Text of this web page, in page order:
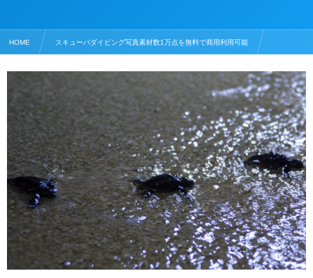
HOME スキューバダイビング写真素材数1万点を無料で商用利用可能